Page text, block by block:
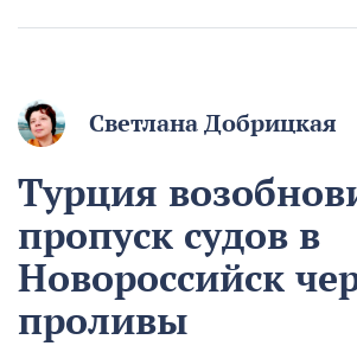
Светлана Добрицкая
Турция
пропуск судов в
Новороссийск
проливы